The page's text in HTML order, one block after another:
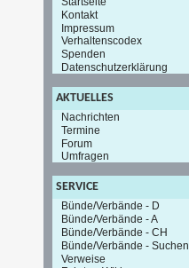
Kontakt
Impressum
Verhaltenscodex
Spenden
Datenschutzerklärung
AKTUELLES
Nachrichten
Termine
Forum
Umfragen
SERVICE
Bünde/Verbände - D
Bünde/Verbände - A
Bünde/Verbände - CH
Bünde/Verbände - Suchen
Verweise